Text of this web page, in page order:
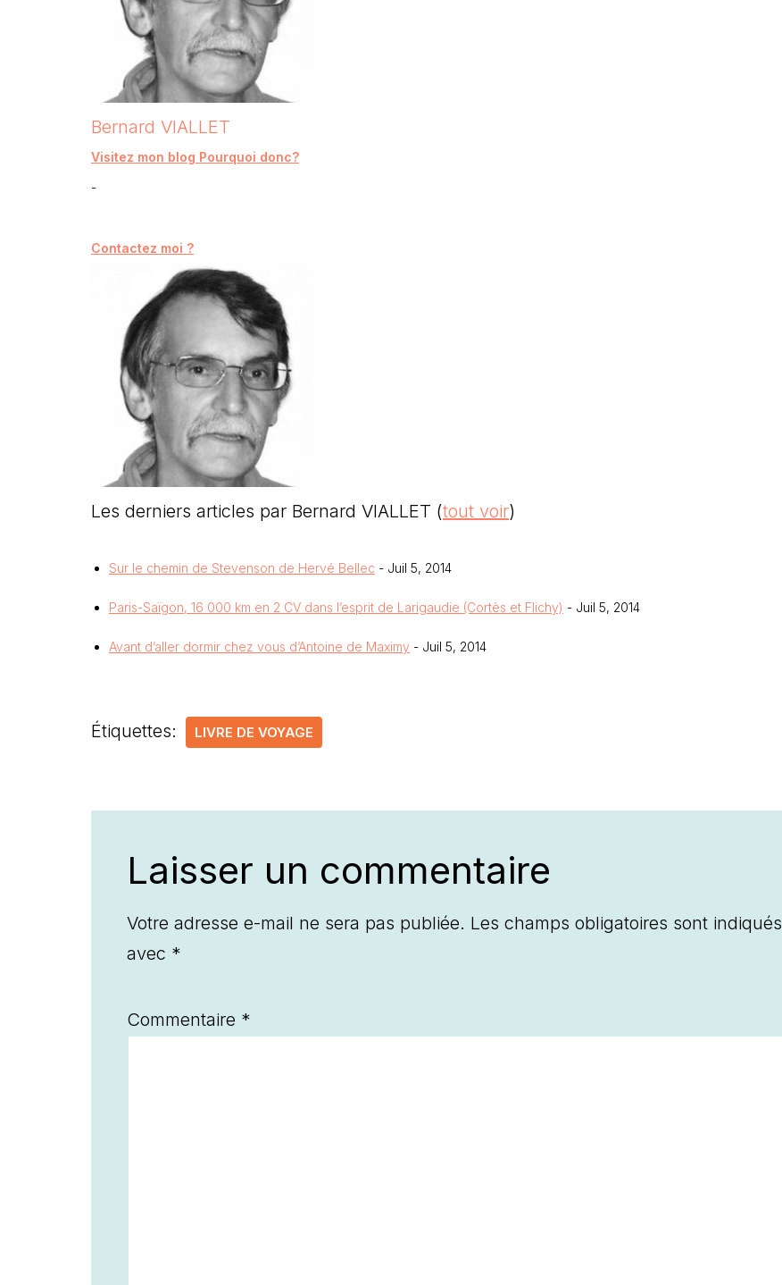
Bernard VIALLET
Visitez mon blog Pourquoi donc?
-
Contactez moi ?
Les derniers articles par Bernard VIALLET (tout voir)
Sur le chemin de Stevenson de Hervé Bellec - Juil 5, 2014
Paris-Saïgon, 16 000 km en 2 CV dans l’esprit de Larigaudie (Cortès et Flichy) - Juil 5, 2014
Avant d’aller dormir chez vous d’Antoine de Maximy - Juil 5, 2014
Étiquettes: LIVRE DE VOYAGE
Laisser un commentaire
Votre adresse e-mail ne sera pas publiée. Les champs obligatoires sont indiqués
avec *
Commentaire *